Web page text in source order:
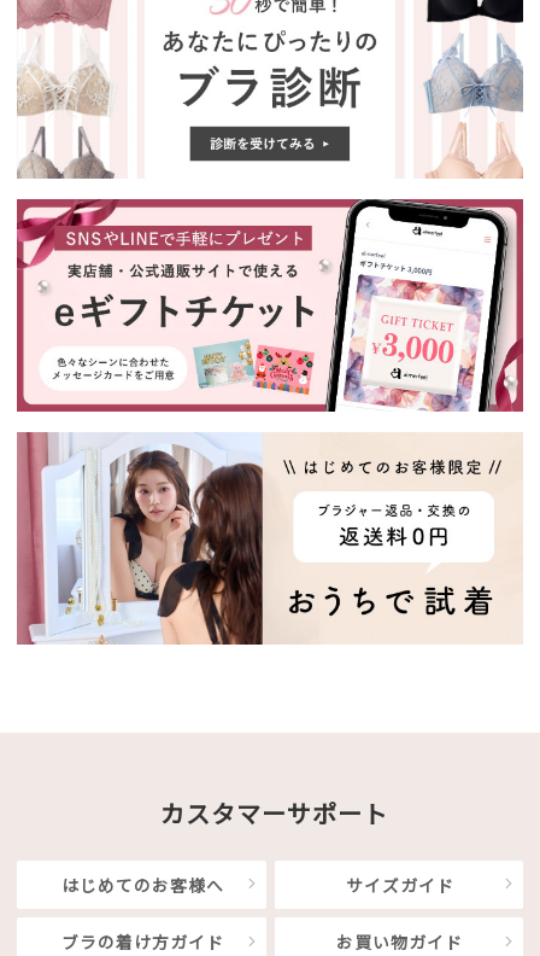
カスタマーサポート
はじめてのお客様へ サイズガイド
ブラの着け方ガイド お買い物ガイド